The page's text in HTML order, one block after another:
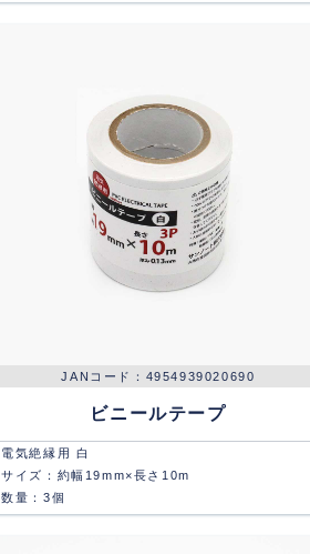
4954939020690
ビニールテープ
電気絶縁用 白
サイズ：約幅19mm×長さ10m
数量：3個